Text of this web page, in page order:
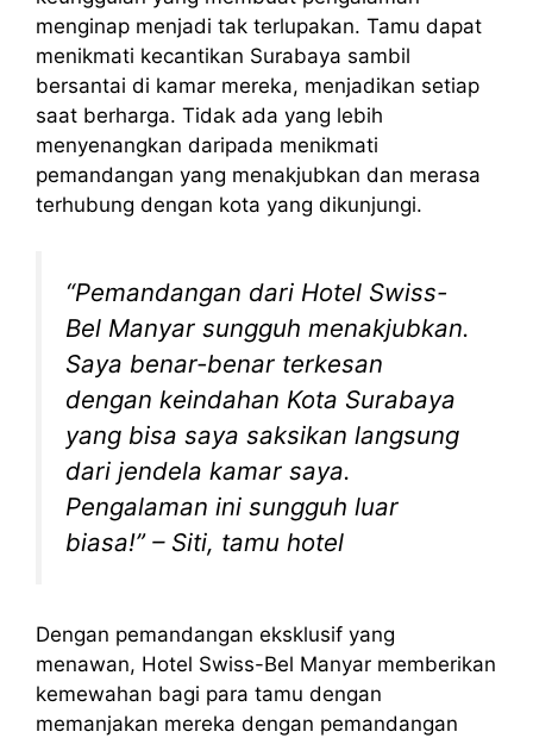
menginap menjadi tak terlupakan. Tamu dapat
menikmati kecantikan Surabaya sambil
bersantai di kamar mereka, menjadikan setiap
saat berharga. Tidak ada yang lebih
menyenangkan daripada menikmati
pemandangan yang menakjubkan dan merasa
terhubung dengan kota yang dikunjungi.
“Pemandangan dari Hotel Swiss-
Bel Manyar sungguh menakjubkan.
Saya benar-benar terkesan
dengan keindahan Kota Surabaya
yang bisa saya saksikan langsung
dari jendela kamar saya.
Pengalaman ini sungguh luar
biasa!” – Siti, tamu hotel
Dengan pemandangan eksklusif yang
menawan, Hotel Swiss-Bel Manyar memberikan
kemewahan bagi para tamu dengan
memanjakan mereka dengan pemandangan